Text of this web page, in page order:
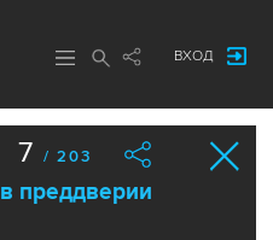
ВХОД
преддверии
7 / 203